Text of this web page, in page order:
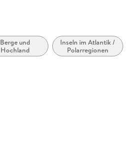
Berge und
Hochland
Inseln im Atlantik /
Polarregionen